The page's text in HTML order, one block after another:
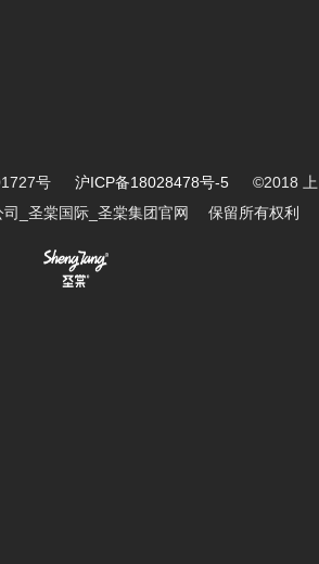
号 沪ICP备18028478号-5
©2018 上
司_圣棠国际_圣棠集团官网 保留所有权利